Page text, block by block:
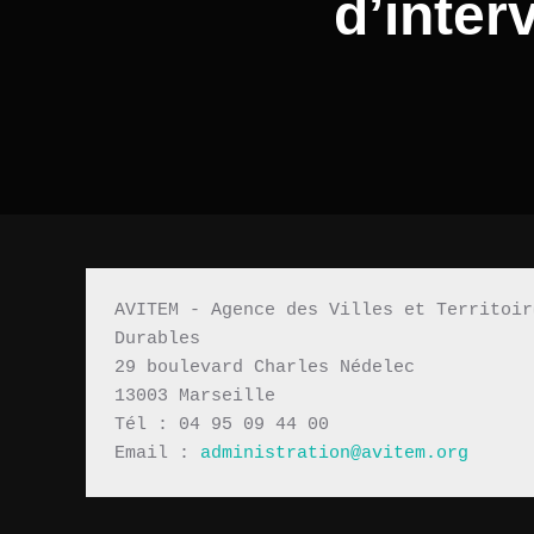
AVITEM - Agence des Villes et
Durables
29 boulevard Charles Nédelec
13003 Marseille
Tél : 04 95 09 44 00
Email : administration@avitem.org